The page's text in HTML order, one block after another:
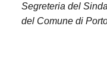
Segreteria del
del Comune di